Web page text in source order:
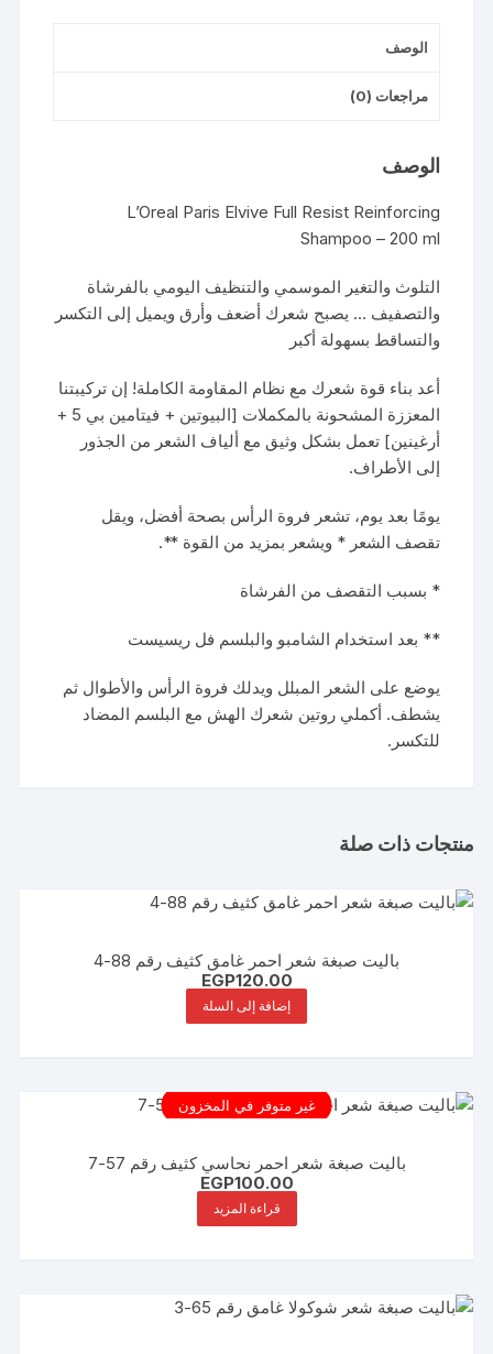
الوصف
مراجعات (0)
الوصف
L’Oreal Paris Elvive Full Resist Reinforcing
Shampoo – 200 ml
التلوث والتغير الموسمي والتنظيف اليومي بالفرشاة
والتصفيف … يصبح شعرك أضعف وأرق ويميل إلى التكسر
والتساقط بسهولة أكبر
أعد بناء قوة شعرك مع نظام المقاومة الكاملة! إن تركيبتنا
المعززة المشحونة بالمكملات [البيوتين + فيتامين بي 5 +
أرغينين] تعمل بشكل وثيق مع ألياف الشعر من الجذور
إلى الأطراف.
يومًا بعد يوم، تشعر فروة الرأس بصحة أفضل، ويقل
تقصف الشعر * ويشعر بمزيد من القوة **.
* بسبب التقصف من الفرشاة
** بعد استخدام الشامبو والبلسم فل ريسيست
يوضع على الشعر المبلل ويدلك فروة الرأس والأطوال ثم
يشطف. أكملي روتين شعرك الهش مع البلسم المضاد
للتكسر.
منتجات ذات صلة
باليت صبغة شعر احمر غامق كثيف رقم 88-4
EGP120.00
إضافة إلى السلة
غير متوفر في المخزون
باليت صبغة شعر احمر نحاسي كثيف رقم 57-7
EGP100.00
قراءة المزيد